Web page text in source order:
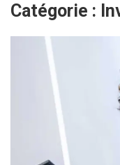
Catégorie :